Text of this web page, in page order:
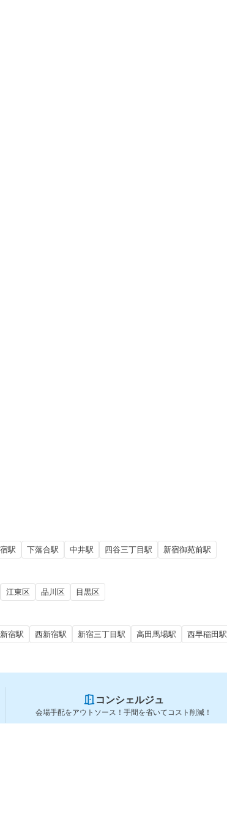
駅 下落合駅 中井駅 四谷三丁目駅 新宿御苑前駅
江東区 品川区 目黒区
新宿駅 西新宿駅 新宿三丁目駅 高田馬場駅 西早稲田駅
コンシェルジュ
会場手配をアウトソース！手間を省いてコスト削減！